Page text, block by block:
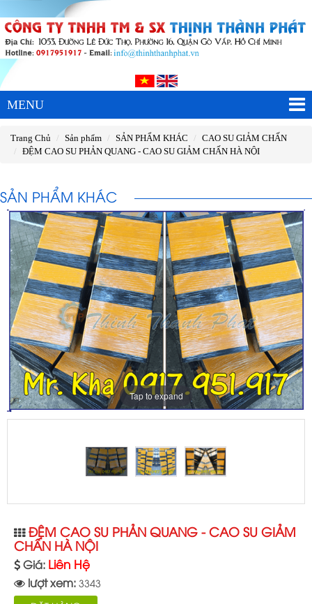
MENU
Trang Chủ Sản phẩm SẢN PHẨM KHÁC
CAO SU GIẢM CHẤN
ĐỆM CAO SU PHẢN QUANG - CAO SU GIẢM CHẤN HÀ NỘI
SẢN PHẨM KHÁC
Tap to expand
ĐỆM CAO SU PHẢN QUANG - CAO SU GIẢM
CHẤN HÀ NỘI
Giá: Liên Hệ
lượt xem: 3343